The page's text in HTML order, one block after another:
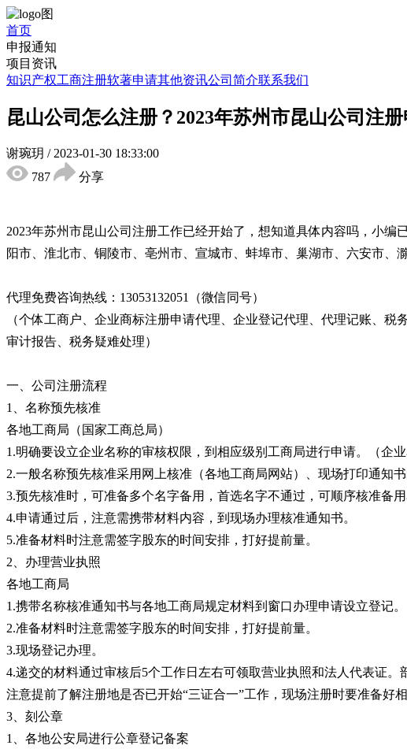
首页
申报通知
项目资讯
知识产权工商注册软著申请其他资讯公司简介联系我们
昆山公司怎么注册？2023年苏州市昆山公司注
谢琬玥 / 2023-01-30 18:33:00
787
分享
2023年苏州市昆山公司注册工作已经开始了，想知道具体内容吗，小
阳市、淮北市、铜陵市、亳州市、宣城市、蚌埠市、巢湖市、六安市、
代理免费咨询热线：13053132051（微信同号）
（个体工商户、企业商标注册申请代理、企业登记代理、代理记账、
审计报告、税务疑难处理）
一、公司注册流程
1、名称预先核准
各地工商局（国家工商总局）
1.明确要设立企业名称的审核权限，到相应级别工商局进行申请。（企
2.一般名称预先核准采用网上核准（各地工商局网站）、现场打印通知书
3.预先核准时，可准备多个名字备用，首选名字不通过，可顺序核准备用
4.申请通过后，注意需携带材料内容，到现场办理核准通知书。
5.准备材料时注意需签字股东的时间安排，打好提前量。
2、办理营业执照
各地工商局
1.携带名称核准通知书与各地工商局规定材料到窗口办理申请设立登记
2.准备材料时注意需签字股东的时间安排，打好提前量。
3.现场登记办理。
4.递交的材料通过审核后5个工作日左右可领取营业执照和法人代表证。
注意提前了解注册地是否已开始“三证合一”工作，现场注册时要准备好相
3、刻公章
1、各地公安局进行公章登记备案